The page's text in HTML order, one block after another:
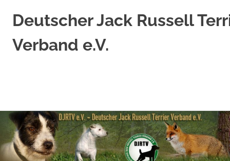
Zum
Inhalt
springen
Deutscher Jack Russell
Verband e.V.
englischem
Standard